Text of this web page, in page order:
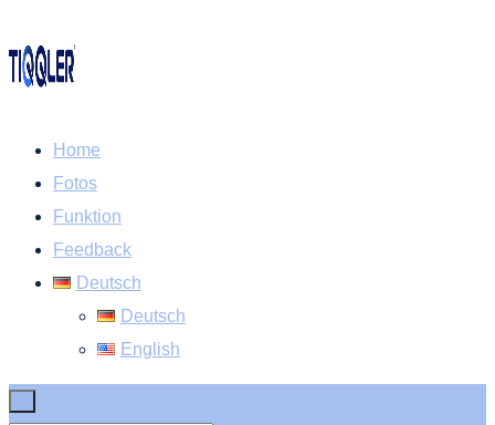
Home
Fotos
Funktion
Feedback
Deutsch
Deutsch
English